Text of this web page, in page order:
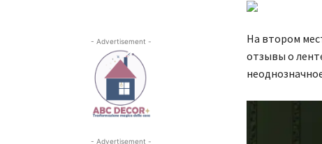
- Advertisement -
- Advertisement -
На втором
отзывы о